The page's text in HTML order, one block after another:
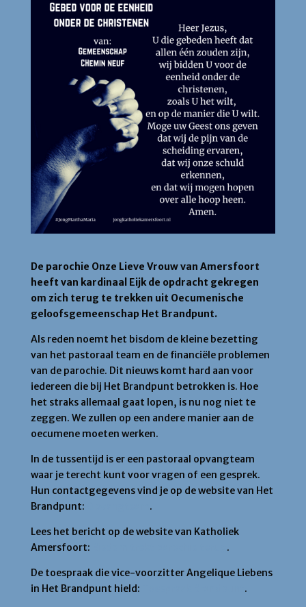
De parochie Onze Lieve Vrouw van Amersfoort
heeft van kardinaal Eijk de opdracht gekregen
om zich terug te trekken uit Oecumenische
geloofsgemeenschap Het Brandpunt.
Als reden noemt het bisdom de kleine bezetting
van het pastoraal team en de financiële problemen
van de parochie. Dit nieuws komt hard aan voor
iedereen die bij Het Brandpunt betrokken is. Hoe
het straks allemaal gaat lopen, is nu nog niet te
zeggen. We zullen op een andere manier aan de
oecumene moeten werken.
In de tussentijd is er een pastoraal opvangteam
waar je terecht kunt voor vragen of een gesprek.
Hun contactgegevens vind je op de website van Het
Brandpunt:
.
Lees het bericht op de website van Katholiek
Amersfoort:
.
De toespraak die vice-voorzitter Angelique Liebens
in Het Brandpunt hield:
.